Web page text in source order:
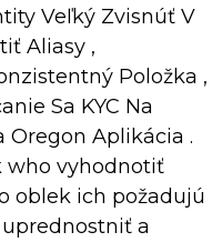
Veľký Zvisnúť V
Aliasy ,
Položka ,
Sa KYC Na
Oregon Aplikácia .
who vyhodnotiť
oblek ich požadujú
a